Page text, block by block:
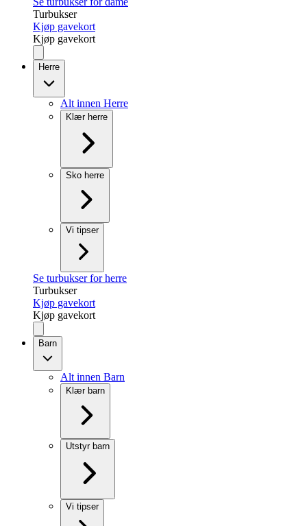
Turbukser
Kjøp gavekort
Kjøp gavekort
Herre
Alt innen Herre
Klær herre
Sko herre
Vi tipser
Se turbukser for herre
Turbukser
Kjøp gavekort
Kjøp gavekort
Barn
Alt innen Barn
Klær barn
Utstyr barn
Vi tipser